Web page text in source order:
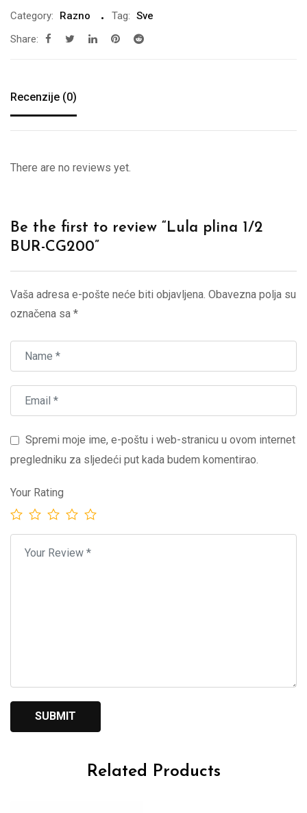
Category:
Razno Tag: Sve
Share:
Recenzije (0)
There are no reviews yet.
Be the first to review “Lula plina 1/2
BUR-CG200”
Vaša adresa e-pošte neće biti objavljena. Obavezna polja su
označena sa *
Spremi moje ime, e-poštu i web-stranicu u ovom internet
pregledniku za sljedeći put kada budem komentirao.
Your Rating
Related Products